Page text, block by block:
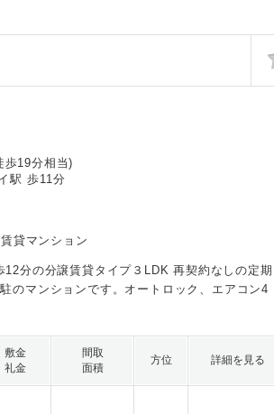
歩19分相当)
駅 歩11分
貸マンション
分の分譲賃貸タイプ３LDK 再契約なしの定期
のマンションです。オートロック、エアコン4
敷金
礼金
間取
面積
方位 詳細を見る